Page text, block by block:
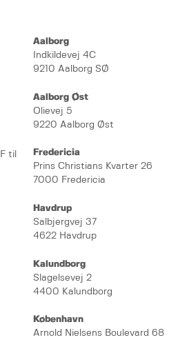
til
Aalborg
Indkildevej 4C
9210 Aalborg SØ
Aalborg Øst
Olievej 5
9220 Aalborg Øst
Fredericia
Prins Christians Kvarter 26
7000 Fredericia
Havdrup
Salbjergvej 37
4622 Havdrup
Kalundborg
Slagelsevej 2
4400 Kalundborg
København
Arnold Nielsens Boulevard 68